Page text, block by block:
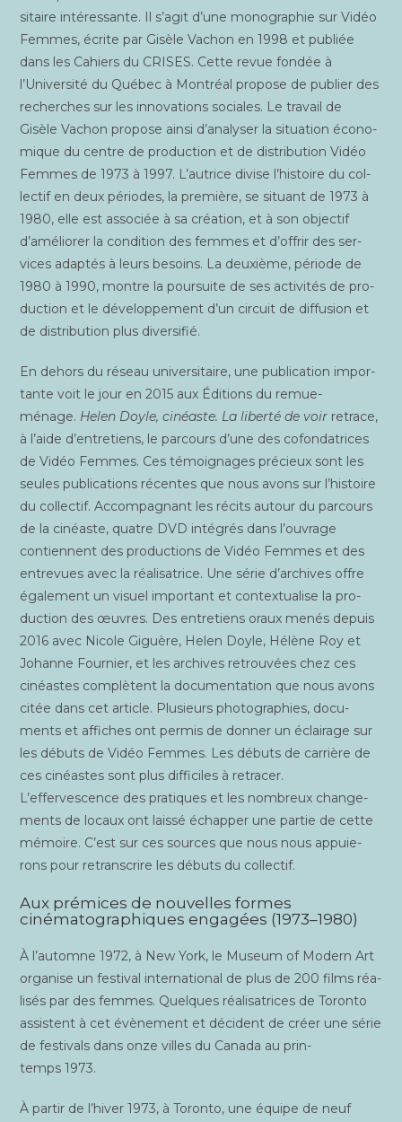
si­taire inté­res­sante. Il s’agit d’une mono­gra­phie sur Vidéo
Femmes, écrite par Gisèle Vachon en 1998 et publiée
dans les Cahiers du CRISES. Cette revue fon­dée à
l’Université du Qué­bec à Mont­réal pro­pose de publier des
recherches sur les inno­va­tions sociales. Le tra­vail de
Gisèle Vachon pro­pose ain­si d’analyser la situa­tion éco­no­
mique du centre de pro­duc­tion et de dis­tri­bu­tion Vidéo
Femmes de 1973 à 1997. L’autrice divise l’histoire du col­
lec­tif en deux périodes, la pre­mière, se situant de 1973 à
1980, elle est asso­ciée à sa créa­tion, et à son objec­tif
d’améliorer la condi­tion des femmes et d’offrir des ser­
vices adap­tés à leurs besoins. La deuxième, période de
1980 à 1990, montre la pour­suite de ses acti­vi­tés de pro­
duc­tion et le déve­lop­pe­ment d’un cir­cuit de dif­fu­sion et
de dis­tri­bu­tion plus diversifié.
En dehors du réseau uni­ver­si­taire, une publi­ca­tion impor­
tante voit le jour en 2015 aux Édi­tions du remue-
ménage. Helen Doyle, cinéaste. La liber­té de voir retrace,
à l’aide d’entretiens, le par­cours d’une des cofon­da­trices
de Vidéo Femmes. Ces témoi­gnages pré­cieux sont les
seules publi­ca­tions récentes que nous avons sur l’histoire
du col­lec­tif. Accom­pa­gnant les récits autour du par­cours
de la cinéaste, quatre DVD inté­grés dans l’ouvrage
contiennent des pro­duc­tions de Vidéo Femmes et des
entre­vues avec la réa­li­sa­trice. Une série d’archives offre
éga­le­ment un visuel impor­tant et contex­tua­lise la pro­
duc­tion des œuvres. Des entre­tiens oraux menés depuis
2016 avec Nicole Giguère, Helen Doyle, Hélène Roy et
Johanne Four­nier, et les archives retrou­vées chez ces
cinéastes com­plètent la docu­men­ta­tion que nous avons
citée dans cet article. Plu­sieurs pho­to­gra­phies, docu­
ments et affiches ont per­mis de don­ner un éclai­rage sur
les débuts de Vidéo Femmes. Les débuts de car­rière de
ces cinéastes sont plus dif­fi­ciles à retra­cer.
L’effervescence des pra­tiques et les nom­breux chan­ge­
ments de locaux ont lais­sé échap­per une par­tie de cette
mémoire. C’est sur ces sources que nous nous appuie­
rons pour retrans­crire les débuts du collectif.
Aux prémices de nouvelles formes
cinématographiques engagées (1973–1980)
À l’automne 1972, à New York, le Museum of Modern Art
orga­nise un fes­ti­val inter­na­tio­nal de plus de 200 films réa­
li­sés par des femmes. Quelques réa­li­sa­trices de Toron­to
assistent à cet évè­ne­ment et décident de créer une série
de fes­ti­vals dans onze villes du Cana­da au prin­
temps 1973.
À par­tir de l’hiver 1973, à Toron­to, une équipe de neuf